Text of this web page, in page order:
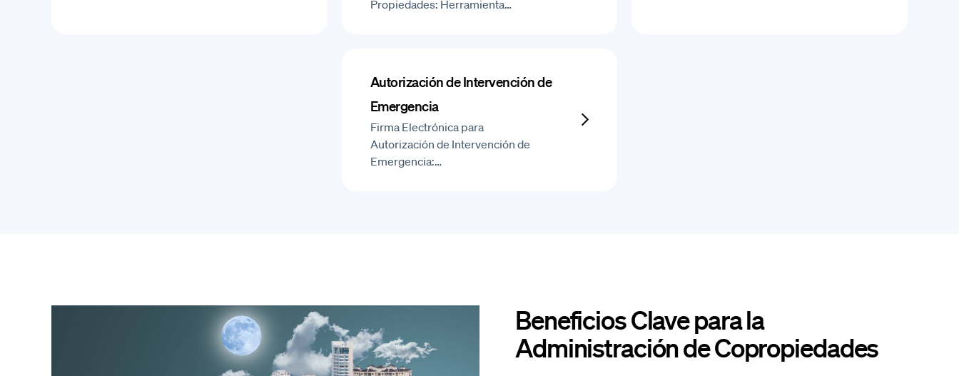
Propiedades: Herramienta…
Autorización de Intervención de
Emergencia
Firma Electrónica para
Autorización de Intervención de
Emergencia:…
Beneficios Clave para la
Administración de Copropiedades